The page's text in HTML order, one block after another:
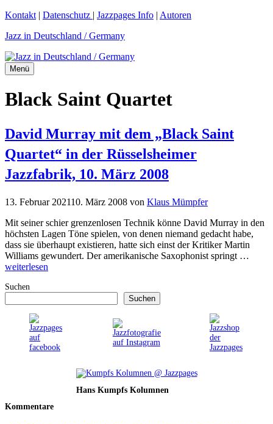
Zum
springen
Kontakt | Datenschutz | Jazzpages Info | Autoren
Jazz in Deutschland / Germany
Menü
Black Saint Quartet
David Murray mit dem „Black Saint
Quartet“ in der Rüsselsheimer
Jazzfabrik, 10. März 2008
13. Februar 202110. März 2008 von Klaus Mümpfer
Mit seiner schier grenzenlosen Technik könne David Murray in den
höchsten Lagen Töne spielen, von denen niemand gedacht habe,
dass sie überhaupt existieren, hatte sich einst der Kritiker Martin
Williams gewundert. Der amerikanische Saxophonist springt …
weiterlesen
Suchen
Suchen
Hans Kumpfs Kolumnen
Kommentare